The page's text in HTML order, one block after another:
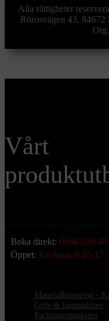
Alla rättigheter
Rörosvägen 43,
Vårt
Boka direkt: 0684-290 40
Öppet: Vardagar 6.45-17
Materialhantering -
Gräv & lastmaskiner
Packningsmaskiner